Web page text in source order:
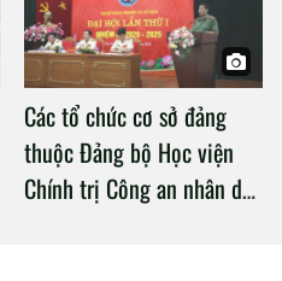
Các tổ chức cơ sở đảng
thuộc Đảng bộ Học viện
Chính trị Công an nhân dân